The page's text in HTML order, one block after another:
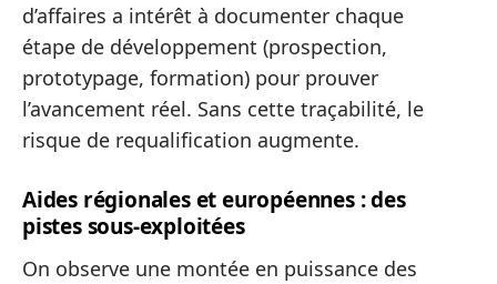
d’affaires a intérêt à documenter chaque
étape de développement (prospection,
prototypage, formation) pour prouver
l’avancement réel. Sans cette traçabilité, le
risque de requalification augmente.
Aides régionales et européennes : des
pistes sous-exploitées
On observe une montée en puissance des